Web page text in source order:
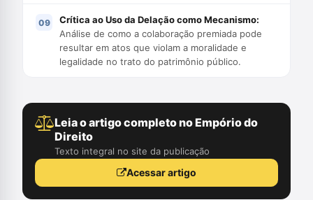
Crítica ao Uso da Delação como Mecanismo:
Análise de como a colaboração premiada pode
resultar em atos que violam a moralidade e
legalidade no trato do patrimônio público.
Leia o artigo completo no Empório do
Direito
Texto integral no site da publicação
Acessar artigo